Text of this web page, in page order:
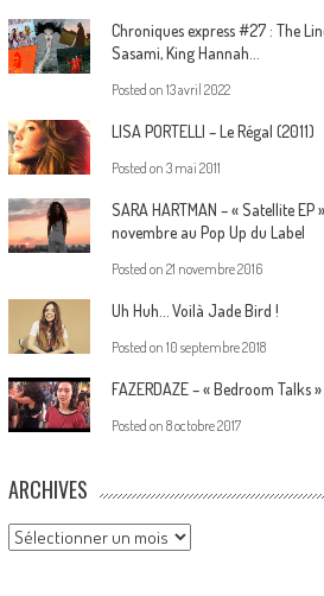
Chroniques express #27 : The
Sasami, King Hannah…
Posted on 13 avril 2022
LISA PORTELLI – Le Régal (2011)
Posted on 3 mai 2011
SARA HARTMAN – « Satellite EP
novembre au Pop Up du Label
Posted on 21 novembre 2016
Uh Huh… Voilà Jade Bird !
Posted on 10 septembre 2018
FAZERDAZE – « Bedroom Talks »
Posted on 8 octobre 2017
ARCHIVES
Archives